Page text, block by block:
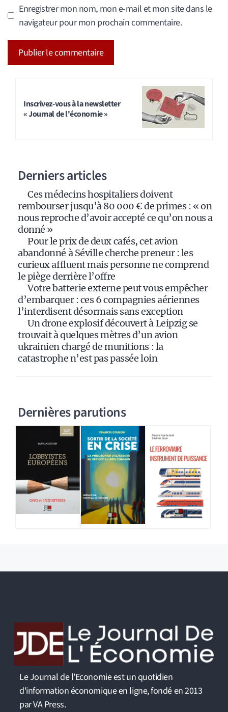
Enregistrer mon nom, mon e-mail et mon site dans le
navigateur pour mon prochain commentaire.
Inscrivez-vous à la newsletter
« Journal de l'économie »
Derniers articles
Ces médecins hospitaliers doivent
rembourser jusqu’à 80 000 € de primes : « on
nous reproche d’avoir accepté ce qu’on nous a
donné »
Pour le prix de deux cafés, cet avion
abandonné à Séville cherche preneur : les
curieux affluent mais personne ne comprend
le piège derrière l’offre
Votre batterie externe peut vous empêcher
d’embarquer : ces 6 compagnies aériennes
l’interdisent désormais sans exception
Un drone explosif découvert à Leipzig se
trouvait à quelques mètres d’un avion
ukrainien chargé de munitions : la
catastrophe n’est pas passée loin
Dernières parutions
Le Journal de l'Economie est un quotidien
d'information économique en ligne, fondé en 2013
par VA Press.